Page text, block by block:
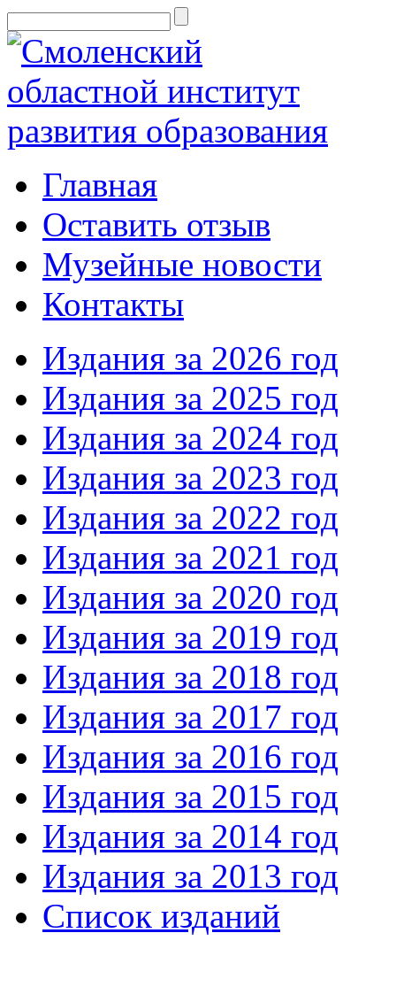
Главная
Оставить отзыв
Музейные новости
Контакты
Издания за 2026 год
Издания за 2025 год
Издания за 2024 год
Издания за 2023 год
Издания за 2022 год
Издания за 2021 год
Издания за 2020 год
Издания за 2019 год
Издания за 2018 год
Издания за 2017 год
Издания за 2016 год
Издания за 2015 год
Издания за 2014 год
Издания за 2013 год
Список изданий